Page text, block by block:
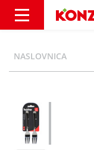
NASLOVNICA